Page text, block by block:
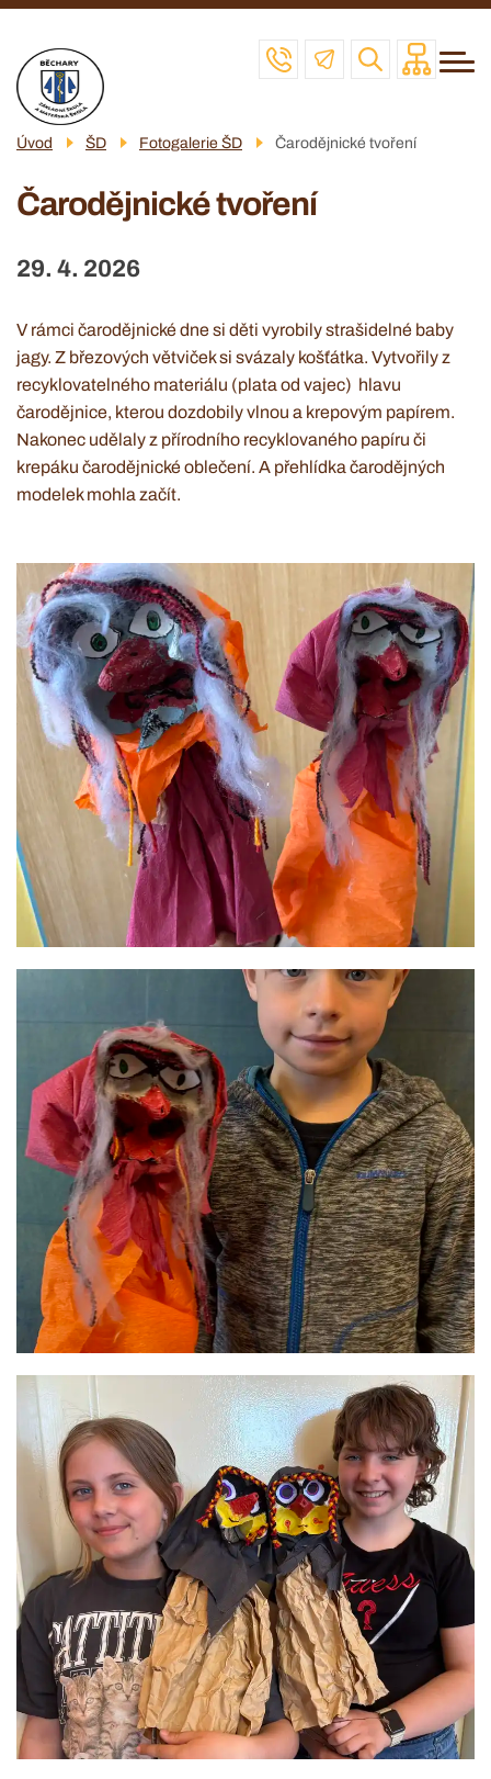
Přejít
hlavnímu
obsahu
Menu
navigace
MŠ
ŠD
VČELAŘSKÝ KROUŽEK
Úvod ŠD Fotogalerie ŠD Čarodějnické tvoření
Čarodějnické tvoření
29. 4. 2026
V rámci čarodějnické dne si děti vyrobily strašidelné baby
jagy. Z březových větviček si svázaly košťátka. Vytvořily z
recyklovatelného materiálu (plata od vajec) hlavu
čarodějnice, kterou dozdobily vlnou a krepovým papírem.
Nakonec udělaly z přírodního recyklovaného papíru či
krepáku čarodějnické oblečení. A přehlídka čarodějných
modelek mohla začít.